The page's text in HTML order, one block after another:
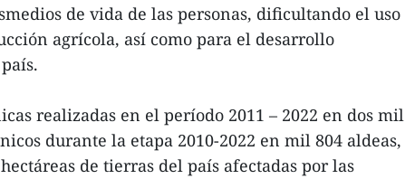
de vida de las personas, dificultando el uso
agrícola, así como para el desarrollo
realizadas en el período 2011 – 2022 en dos mil
durante la etapa 2010-2022 en mil 804 aldeas,
de tierras del país afectadas por las